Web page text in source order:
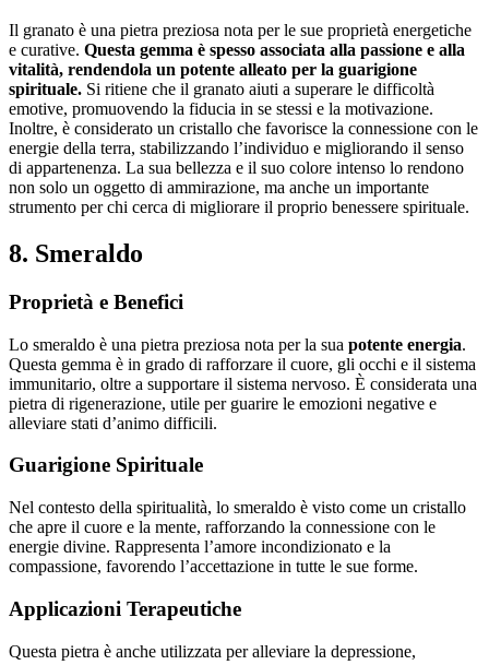
Il granato è una pietra preziosa nota per le sue proprietà energetiche
e curative. Questa gemma è spesso associata alla passione e alla
vitalità, rendendola un potente alleato per la guarigione
spirituale. Si ritiene che il granato aiuti a superare le difficoltà
emotive, promuovendo la fiducia in se stessi e la motivazione.
Inoltre, è considerato un cristallo che favorisce la connessione con le
energie della terra, stabilizzando l’individuo e migliorando il senso
di appartenenza. La sua bellezza e il suo colore intenso lo rendono
non solo un oggetto di ammirazione, ma anche un importante
strumento per chi cerca di migliorare il proprio benessere spirituale.
8. Smeraldo
Proprietà e Benefici
Lo smeraldo è una pietra preziosa nota per la sua potente energia.
Questa gemma è in grado di rafforzare il cuore, gli occhi e il sistema
immunitario, oltre a supportare il sistema nervoso. È considerata una
pietra di rigenerazione, utile per guarire le emozioni negative e
alleviare stati d’animo difficili.
Guarigione Spirituale
Nel contesto della spiritualità, lo smeraldo è visto come un cristallo
che apre il cuore e la mente, rafforzando la connessione con le
energie divine. Rappresenta l’amore incondizionato e la
compassione, favorendo l’accettazione in tutte le sue forme.
Applicazioni Terapeutiche
Questa pietra è anche utilizzata per alleviare la depressione,